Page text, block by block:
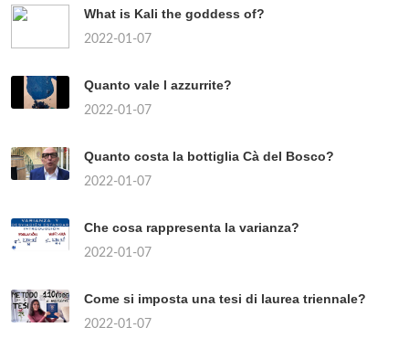
What is Kali the goddess of?
2022-01-07
Quanto vale l azzurrite?
2022-01-07
Quanto costa la bottiglia Cà del Bosco?
2022-01-07
Che cosa rappresenta la varianza?
2022-01-07
Come si imposta una tesi di laurea triennale?
2022-01-07